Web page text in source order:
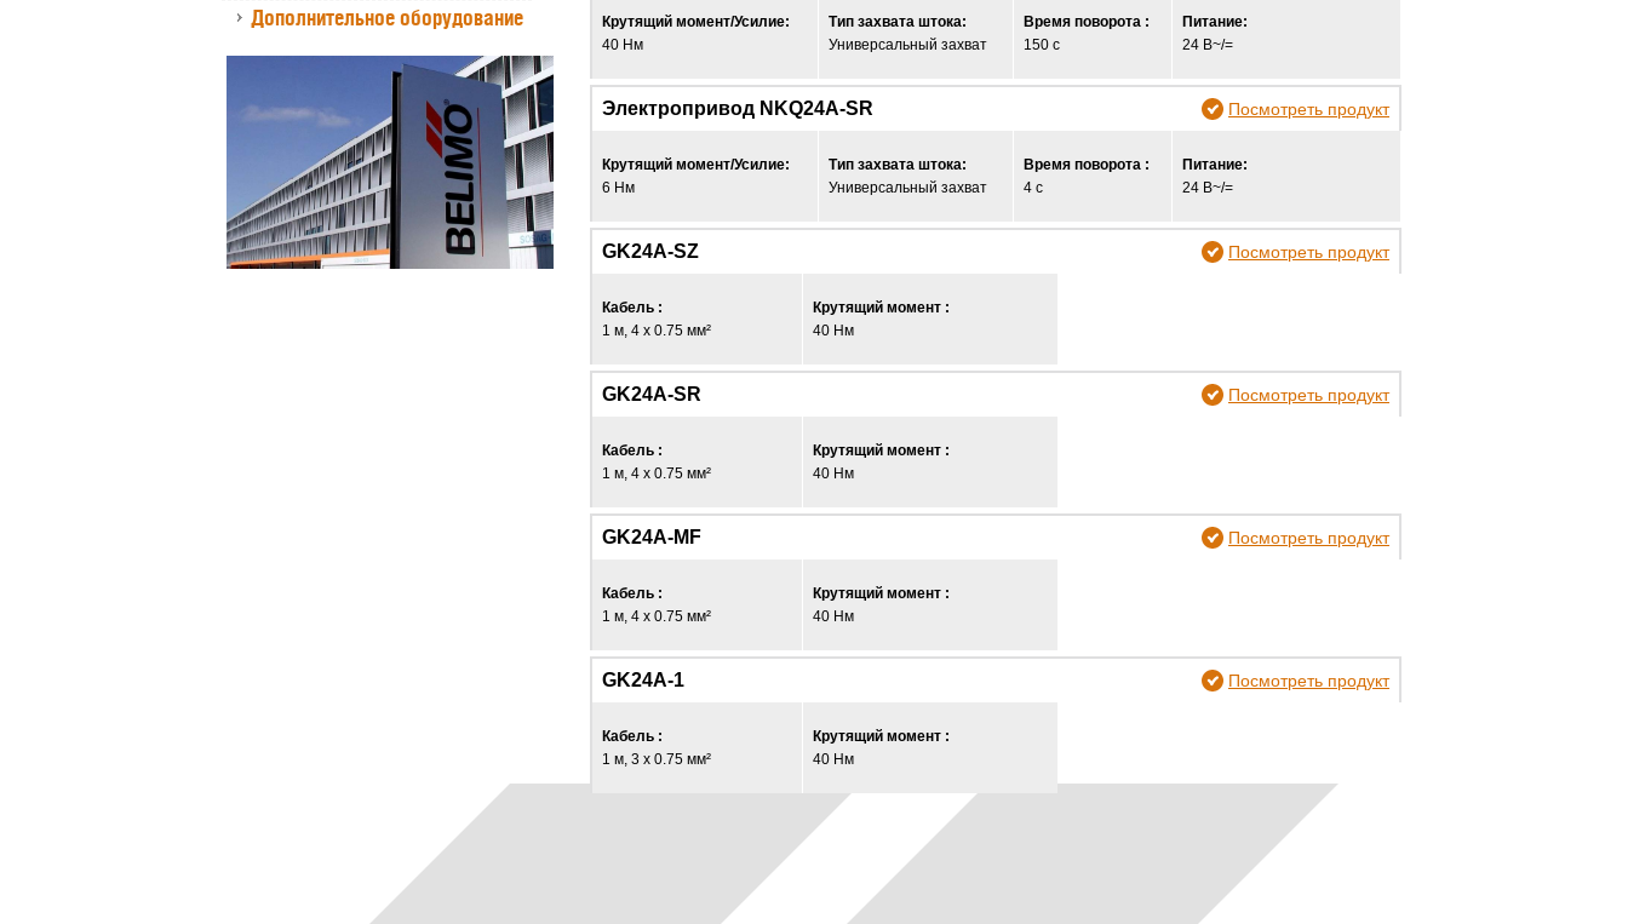
Дополнительное оборудование
Крутящий момент/Усилие:
40 Нм
Тип захвата штока:
Универсальный захват
Время поворота :
150 с
Питание:
24 В~/=
Электропривод NKQ24A-SR Посмотреть продукт
Крутящий момент/Усилие:
6 Нм
Тип захвата штока:
Универсальный захват
Время поворота :
4 с
Питание:
24 В~/=
GK24A-SZ Посмотреть продукт
Кабель :
1 м, 4 x 0.75 мм²
Крутящий момент :
40 Нм
GK24A-SR Посмотреть продукт
Кабель :
1 м, 4 x 0.75 мм²
Крутящий момент :
40 Нм
GK24A-MF Посмотреть продукт
Кабель :
1 м, 4 x 0.75 мм²
Крутящий момент :
40 Нм
GK24A-1 Посмотреть продукт
Кабель :
1 м, 3 x 0.75 мм²
Крутящий момент :
40 Нм